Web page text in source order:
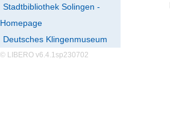
Stadtbibliothek Solingen -
Homepage
Deutsches Klingenmuseum
© LIBERO v6.4.1sp230702